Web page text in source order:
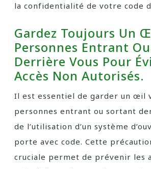
la confidentialité de votre code
Gardez Toujours Un
Personnes Entrant
Derrière Vous Pour
Accès Non Autorisés.
Il est essentiel de garder un œil
personnes entrant ou sortant
de l’utilisation d’un système
porte avec code. Cette
cruciale permet de prévenir les